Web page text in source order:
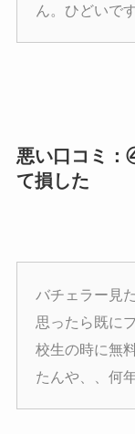
ん。ひどいです
悪い口コミ：
て損した
バチェラー見
思ったら既に
校生の時に無
たんや、、何